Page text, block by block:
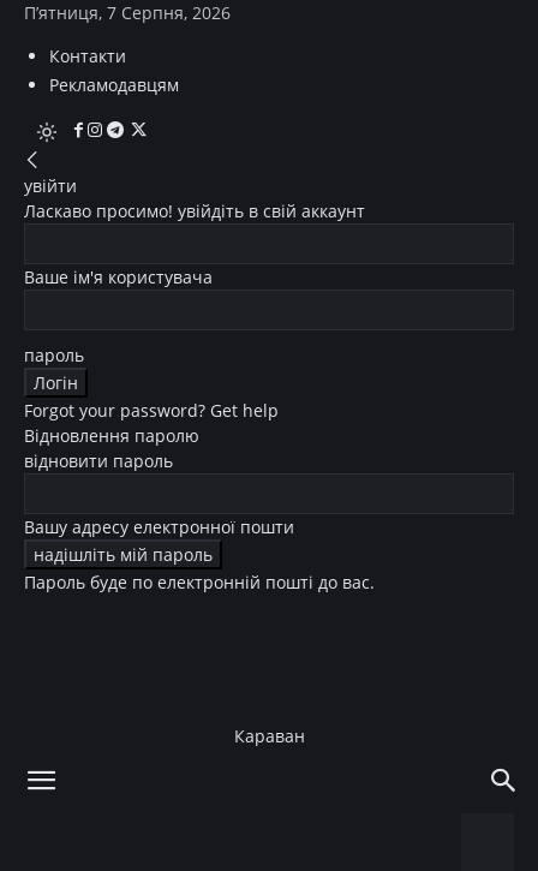
П’ятниця, 7 Серпня, 2026
Контакти
Рекламодавцям
увійти
Ласкаво просимо! увійдіть в свій аккаунт
Ваше ім'я користувача
пароль
Forgot your password? Get help
Відновлення паролю
відновити пароль
Вашу адресу електронної пошти
Пароль буде по електронній пошті до вас.
Караван